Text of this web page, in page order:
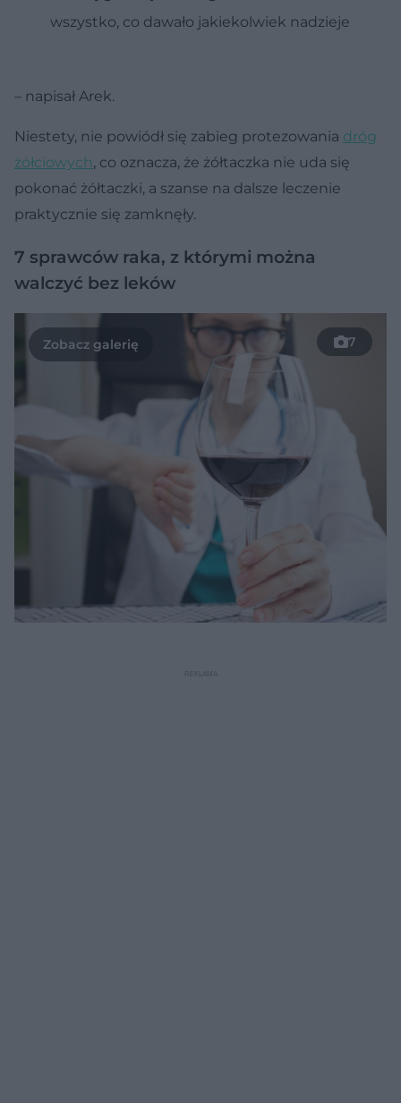
wszystko, co dawało jakiekolwiek nadzieje
– napisał Arek.
Niestety, nie powiódł się zabieg protezowania dróg
żółciowych, co oznacza, że żółtaczka nie uda się
pokonać żółtaczki, a szanse na dalsze leczenie
praktycznie się zamknęły.
7 sprawców raka, z którymi można
walczyć bez leków
7